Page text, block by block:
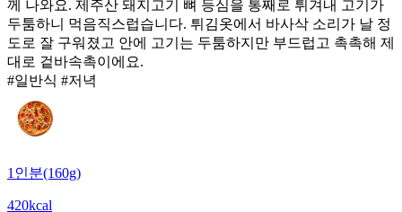
께 나와요. 제주산 돼지고기 뼈 등심을 통째로 튀겨내 고기가
두툼하니 먹음직스럽습니다. 튀김옷에서 바사삭 소리가 날 정
도로 잘 구워졌고 안에 고기는 두툼하지만 부드럽고 촉촉해 제
대로 겉바속촉이에요.
#일반식 #저녁
1인분(160g)
420kcal